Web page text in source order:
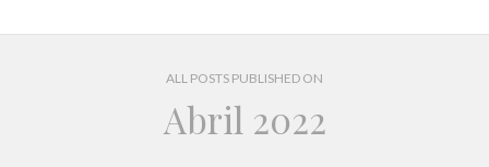
ALL POSTS PUBLISHED ON
Abril 2022